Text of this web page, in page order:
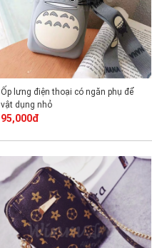
Ốp lưng điện thoại có ngăn phụ để
vật dụng nhỏ
95,000đ